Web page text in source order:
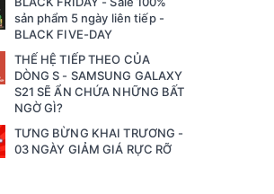
sản phẩm 5 ngày liên tiếp -
BLACK FIVE-DAY
THẾ HỆ TIẾP THEO CỦA
DÒNG S - SAMSUNG GALAXY
S21 SẼ ẨN CHỨA NHỮNG BẤT
NGỜ GÌ?
TƯNG BỪNG KHAI TRƯƠNG -
03 NGÀY GIẢM GIÁ RỰC RỠ